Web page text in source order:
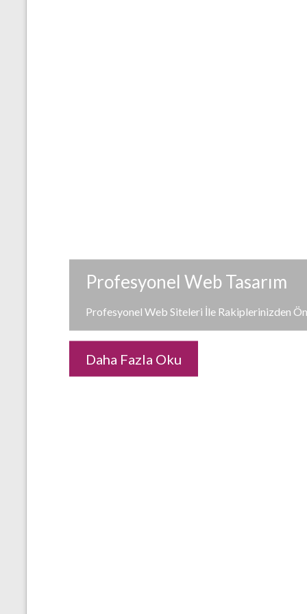
Profesyonel Web Tasarım
Profesyonel Web Siteleri İle Rakiplerinizden
Daha Fazla Oku